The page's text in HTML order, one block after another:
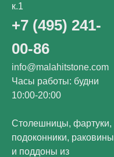
к.1
+7 (495) 241-
00-86
info@malahitstone.com
Часы работы: будни
10:00-20:00
Столешницы, фартуки,
подоконники, раковины
и поддоны из